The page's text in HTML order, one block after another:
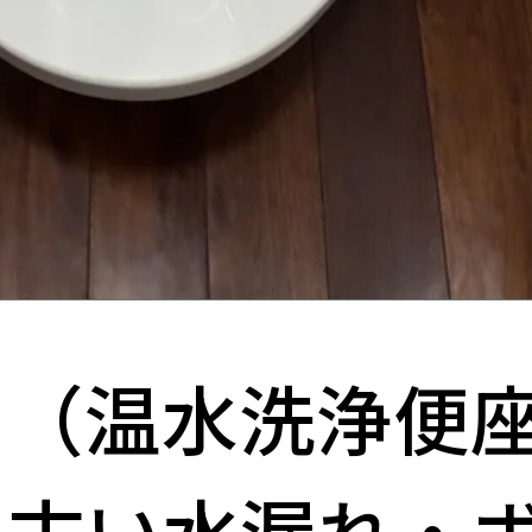
温水洗浄便